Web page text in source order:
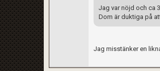
Jag var nöjd och ca
Dom är duktiga på
Jag misstänker en